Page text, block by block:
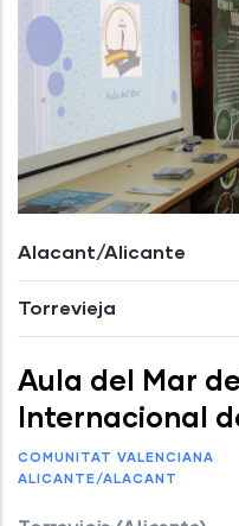
Alacant/Alicante
Torrevieja
Aula del Mar
Internacional
COMUNITAT VALENCIANA
ALICANTE/ALACANT